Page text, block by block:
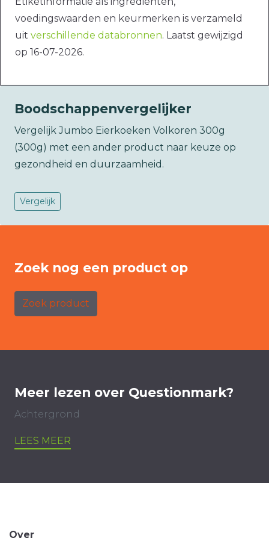
voedingswaarden en keurmerken is verzameld
uit verschillende databronnen. Laatst gewijzigd
op 16-07-2026.
Boodschappenvergelijker
Vergelijk Jumbo Eierkoeken Volkoren 300g
(300g) met een ander product naar keuze op
gezondheid en duurzaamheid.
Vergelijk
Zoek nog een product op
Zoek product
Meer lezen over Questionmark?
Achtergrond
LEES MEER
Over